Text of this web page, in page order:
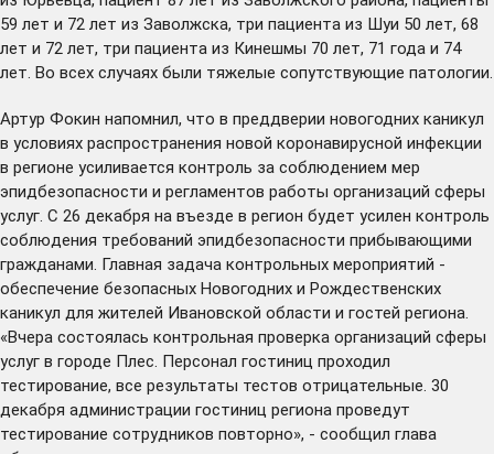
59 лет и 72 лет из Заволжска, три пациента из Шуи 50 лет, 68
лет и 72 лет, три пациента из Кинешмы 70 лет, 71 года и 74
лет. Во всех случаях были тяжелые сопутствующие патологии.
Артур Фокин напомнил, что в преддверии новогодних каникул
в условиях распространения новой коронавирусной инфекции
в регионе усиливается контроль за соблюдением мер
эпидбезопасности и регламентов работы организаций сферы
услуг. С 26 декабря на въезде в регион будет усилен контроль
соблюдения требований эпидбезопасности прибывающими
гражданами. Главная задача контрольных мероприятий -
обеспечение безопасных Новогодних и Рождественских
каникул для жителей Ивановской области и гостей региона.
«Вчера состоялась контрольная проверка организаций сферы
услуг в городе Плес. Персонал гостиниц проходил
тестирование, все результаты тестов отрицательные. 30
декабря администрации гостиниц региона проведут
тестирование сотрудников повторно», - сообщил глава